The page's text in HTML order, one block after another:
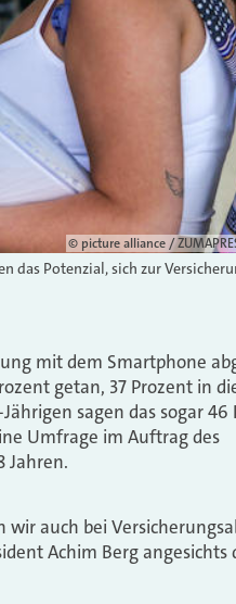
© picture alliance /
das Potenzial, sich zur
mit dem Smartphone
getan, 37 Prozent in
sagen das sogar 46
Umfrage im Auftrag des
Jahren.
auch bei
Achim Berg angesichts